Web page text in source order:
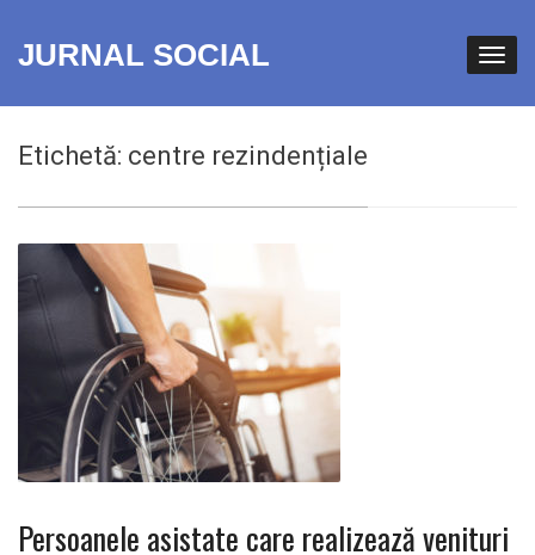
JURNAL SOCIAL
Etichetă: centre rezindențiale
Persoanele asistate care realizează venituri